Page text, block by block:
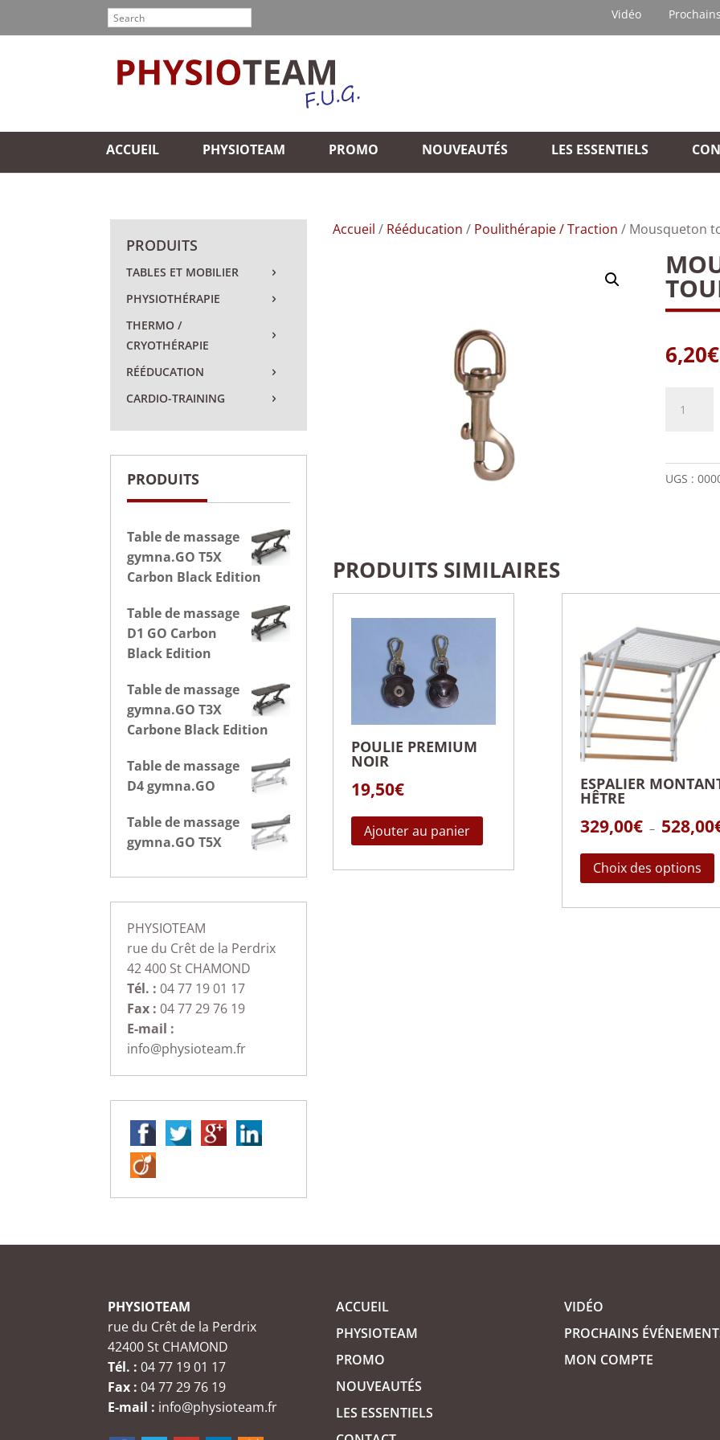
Vidéo
ACCUEIL PHYSIOTEAM PROMO NOUVEAUTÉS LES ESSENTIELS
Accueil / Rééducation / Poulithérapie / Traction / Mousqueton
6,20€
chromé
UGS :
PRODUITS SIMILAIRES
POULIE PREMIUM
NOIR
19,50€
Ajouter au panier
ESPALIER
HÊTRE
329,00€ – 528,00
Choix des options
Ce
PRODUITS
TABLES ET MOBILIER
PHYSIOTHÉRAPIE
THERMO /
CRYOTHÉRAPIE
RÉÉDUCATION
CARDIO-TRAINING
PRODUITS
Table de massage
gymna.GO T5X
Carbon Black Edition
Table de massage
D1 GO Carbon
Black Edition
Table de massage
gymna.GO T3X
Carbone Black Edition
Table de massage
D4 gymna.GO
Table de massage
gymna.GO T5X
PHYSIOTEAM
rue du Crêt de la Perdrix
42 400 St CHAMOND
Tél. : 04 77 19 01 17
Fax : 04 77 29 76 19
E-mail :
info@physioteam.fr
PHYSIOTEAM
rue du Crêt de la Perdrix
42400 St CHAMOND
Tél. : 04 77 19 01 17
Fax : 04 77 29 76 19
E-mail : info@physioteam.fr
ACCUEIL
PHYSIOTEAM
PROMO
NOUVEAUTÉS
LES ESSENTIELS
VIDÉO
PROCHAINS
MON COMPTE